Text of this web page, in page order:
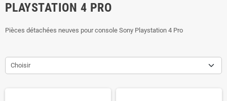
PLAYSTATION 4 PRO
Pièces détachées neuves pour console Sony Playstation 4 Pro
Choisir